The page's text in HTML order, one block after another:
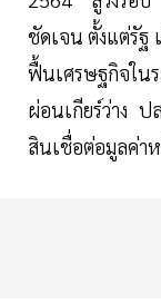
ชัดเจน ตั้งแต่รัฐ
ฟื้นเศรษฐกิจใน
ผ่อนเกียร์ว่าง
สินเชื่อต่อมูลค่า